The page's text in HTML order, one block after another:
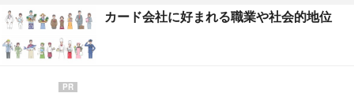
カード会社に好まれる職業や社会的地位
PR